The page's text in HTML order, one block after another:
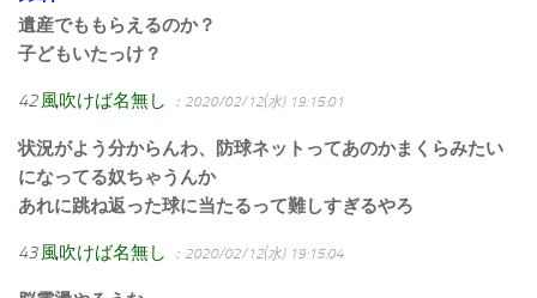
遺産でももらえるのか？
子どもいたっけ？
42 風吹けば名無し ：2020/02/12(水) 19:15:01
状況がよう分からんわ、防球ネットってあのかまくらみたい
になってる奴ちゃうんか
あれに跳ね返った球に当たるって難しすぎるやろ
43 風吹けば名無し ：2020/02/12(水) 19:15:04